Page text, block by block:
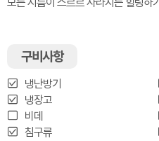
구비사항
냉난방기
냉장고
비데
침구류